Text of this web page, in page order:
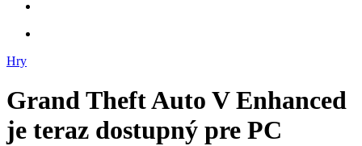
Hry
Grand Theft Auto V Enhanced
je teraz dostupný pre PC